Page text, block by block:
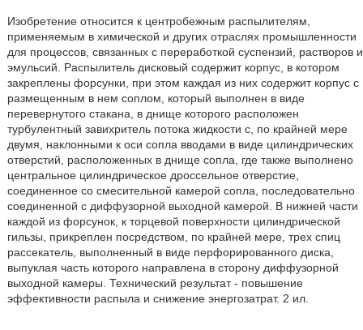
Изобретение относится к центробежным распылителям,
применяемым в химической и других отраслях промышленности
для процессов, связанных с переработкой суспензий, растворов и
эмульсий. Распылитель дисковый содержит корпус, в котором
закреплены форсунки, при этом каждая из них содержит корпус с
размещенным в нем соплом, который выполнен в виде
перевернутого стакана, в днище которого расположен
турбулентный завихритель потока жидкости с, по крайней мере
двумя, наклонными к оси сопла вводами в виде цилиндрических
отверстий, расположенных в днище сопла, где также выполнено
центральное цилиндрическое дроссельное отверстие,
соединенное со смесительной камерой сопла, последовательно
соединенной с диффузорной выходной камерой. В нижней части
каждой из форсунок, к торцевой поверхности цилиндрической
гильзы, прикреплен посредством, по крайней мере, трех спиц
рассекатель, выполненный в виде перфорированного диска,
выпуклая часть которого направлена в сторону диффузорной
выходной камеры. Технический результат - повышение
эффективности распыла и снижение энергозатрат. 2 ил.